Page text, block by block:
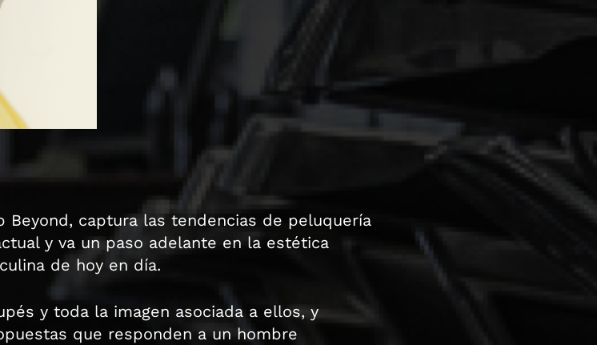
Beyond, captura las tendencias de peluquería
y va un paso adelante en la estética
de hoy en día.
y toda la imagen asociada a ellos, y
que responden a un hombre